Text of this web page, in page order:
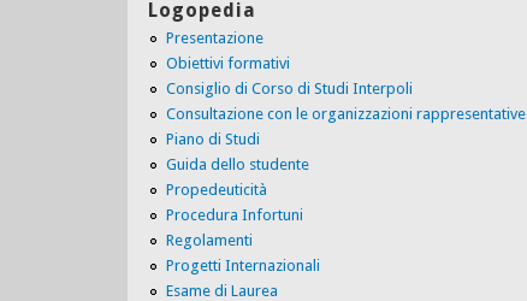
Logopedia
Presentazione
Obiettivi formativi
Consiglio di Corso di Studi Interpoli
Consultazione con le organizzazioni rappresentative
Piano di Studi
Guida dello studente
Propedeuticità
Procedura Infortuni
Regolamenti
Progetti Internazionali
Esame di Laurea